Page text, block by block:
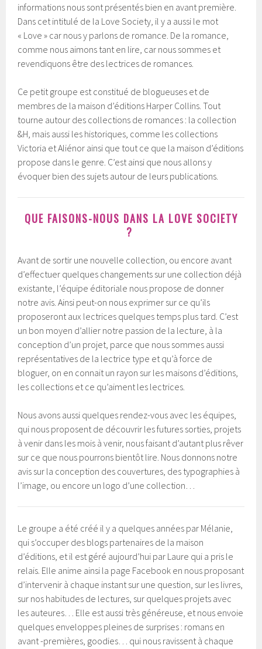
informations nous sont présentés bien en avant première.
Dans cet intitulé de la Love Society, il y a aussi le mot
« Love » car nous y parlons de romance. De la romance,
comme nous aimons tant en lire, car nous sommes et
revendiquons être des lectrices de romances.
Ce petit groupe est constitué de blogueuses et de
membres de la maison d’éditions Harper Collins. Tout
tourne autour des collections de romances : la collection
&H, mais aussi les historiques, comme les collections
Victoria et Aliénor ainsi que tout ce que la maison d’éditions
propose dans le genre. C’est ainsi que nous allons y
évoquer bien des sujets autour de leurs publications.
QUE FAISONS-NOUS DANS LA LOVE SOCIETY
?
Avant de sortir une nouvelle collection, ou encore avant
d’effectuer quelques changements sur une collection déjà
existante, l’équipe éditoriale nous propose de donner
notre avis. Ainsi peut-on nous exprimer sur ce qu’ils
proposeront aux lectrices quelques temps plus tard. C’est
un bon moyen d’allier notre passion de la lecture, à la
conception d’un projet, parce que nous sommes aussi
représentatives de la lectrice type et qu’à force de
bloguer, on en connait un rayon sur les maisons d’éditions,
les collections et ce qu’aiment les lectrices.
Nous avons aussi quelques rendez-vous avec les équipes,
qui nous proposent de découvrir les futures sorties, projets
à venir dans les mois à venir, nous faisant d’autant plus rêver
sur ce que nous pourrons bientôt lire. Nous donnons notre
avis sur la conception des couvertures, des typographies à
l’image, ou encore un logo d’une collection…
Le groupe a été créé il y a quelques années par Mélanie,
qui s’occuper des blogs partenaires de la maison
d’éditions, et il est géré aujourd’hui par Laure qui a pris le
relais. Elle anime ainsi la page Facebook en nous proposant
d’intervenir à chaque instant sur une question, sur les livres,
sur nos habitudes de lectures, sur quelques projets avec
les auteures… Elle est aussi très généreuse, et nous envoie
quelques enveloppes pleines de surprises : romans en
avant -premières, goodies… qui nous ravissent à chaque